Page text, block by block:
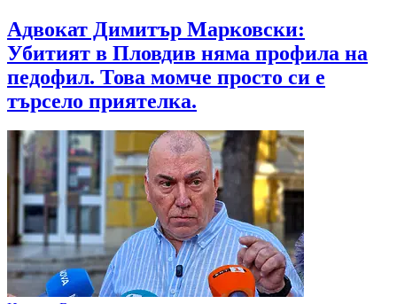
Адвокат Димитър Марковски:
Убитият в Пловдив няма профила на
педофил. Това момче просто си е
търсело приятелка.